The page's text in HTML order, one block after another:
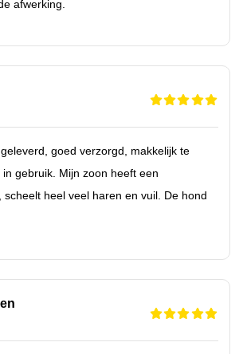
afwerking.
goed verzorgd, makkelijk te
gebruik. Mijn zoon heeft een
scheelt heel veel haren en vuil. De hond